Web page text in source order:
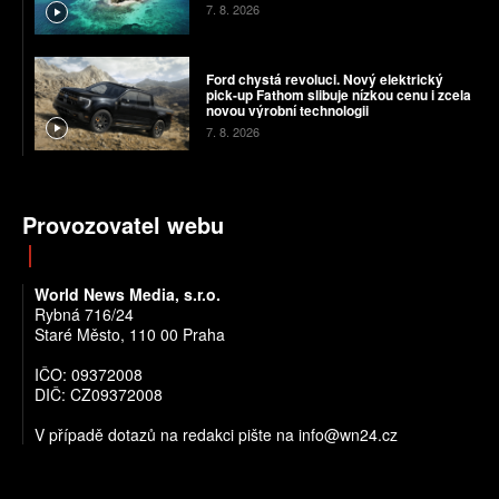
7. 8. 2026
Ford chystá revoluci. Nový elektrický
pick-up Fathom slibuje nízkou cenu i zcela
novou výrobní technologii
7. 8. 2026
Provozovatel webu
World News Media, s.r.o.
Rybná 716/24
Staré Město, 110 00 Praha
IČO: 09372008
DIČ: CZ09372008
V případě dotazů na redakci pište na info@wn24.cz